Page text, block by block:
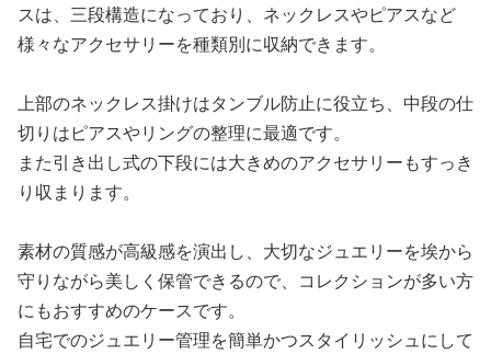
スは、三段構造になっており、ネックレスやピアスなど
様々なアクセサリーを種類別に収納できます。
上部のネックレス掛けはタンブル防止に役立ち、中段の仕
切りはピアスやリングの整理に最適です。
また引き出し式の下段には大きめのアクセサリーもすっき
り収まります。
素材の質感が高級感を演出し、大切なジュエリーを埃から
守りながら美しく保管できるので、コレクションが多い方
にもおすすめのケースです。
自宅でのジュエリー管理を簡単かつスタイリッシュにして